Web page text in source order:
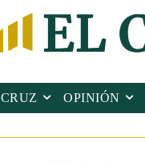
OPINIÓN